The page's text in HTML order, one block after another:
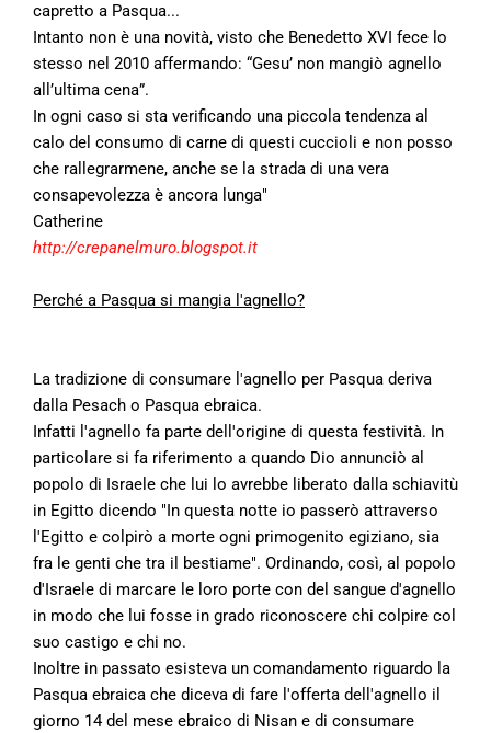
capretto a Pasqua...
Intanto non è una novità, visto che Benedetto XVI fece lo
stesso nel 2010 affermando: “Gesu’ non mangiò agnello
all’ultima cena”.
In ogni caso si sta verificando una piccola tendenza al
calo del consumo di carne di questi cuccioli e non posso
che rallegrarmene, anche se la strada di una vera
consapevolezza è ancora lunga"
Catherine
http://crepanelmuro.blogspot.it
Perché a Pasqua si mangia l'agnello?
La tradizione di consumare l'agnello per Pasqua deriva
dalla Pesach o Pasqua ebraica.
Infatti l'agnello fa parte dell'origine di questa festività. In
particolare si fa riferimento a quando Dio annunciò al
popolo di Israele che lui lo avrebbe liberato dalla schiavitù
in Egitto dicendo "In questa notte io passerò attraverso
l'Egitto e colpirò a morte ogni primogenito egiziano, sia
fra le genti che tra il bestiame". Ordinando, così, al popolo
d'Israele di marcare le loro porte con del sangue d'agnello
in modo che lui fosse in grado riconoscere chi colpire col
suo castigo e chi no.
Inoltre in passato esisteva un comandamento riguardo la
Pasqua ebraica che diceva di fare l'offerta dell'agnello il
giorno 14 del mese ebraico di Nisan e di consumare